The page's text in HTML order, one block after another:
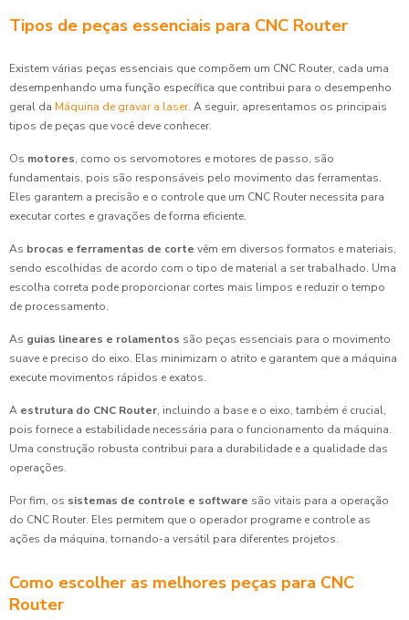
Tipos de peças essenciais para CNC Router
Existem várias peças essenciais que compõem um CNC Router, cada uma
desempenhando uma função específica que contribui para o desempenho
geral da Máquina de gravar a laser. A seguir, apresentamos os principais
tipos de peças que você deve conhecer.
Os motores, como os servomotores e motores de passo, são
fundamentais, pois são responsáveis pelo movimento das ferramentas.
Eles garantem a precisão e o controle que um CNC Router necessita para
executar cortes e gravações de forma eficiente.
As brocas e ferramentas de corte vêm em diversos formatos e materiais,
sendo escolhidas de acordo com o tipo de material a ser trabalhado. Uma
escolha correta pode proporcionar cortes mais limpos e reduzir o tempo
de processamento.
As guias lineares e rolamentos são peças essenciais para o movimento
suave e preciso do eixo. Elas minimizam o atrito e garantem que a máquina
execute movimentos rápidos e exatos.
A estrutura do CNC Router, incluindo a base e o eixo, também é crucial,
pois fornece a estabilidade necessária para o funcionamento da máquina.
Uma construção robusta contribui para a durabilidade e a qualidade das
operações.
Por fim, os sistemas de controle e software são vitais para a operação
do CNC Router. Eles permitem que o operador programe e controle as
ações da máquina, tornando-a versátil para diferentes projetos.
Como escolher as melhores peças para CNC
Router